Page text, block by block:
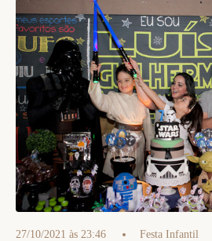
27/10/2021 às 23:46 Festa Infantil